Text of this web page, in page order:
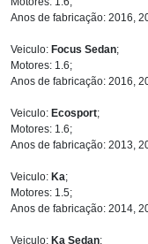
Anos de fabricação: 2016,
Veiculo: Focus Sedan;
Motores: 1.6;
Anos de fabricação: 2016,
Veiculo: Ecosport;
Motores: 1.6;
Anos de fabricação: 2013,
Veiculo: Ka;
Motores: 1.5;
Anos de fabricação: 2014,
Veiculo: Ka Sedan;